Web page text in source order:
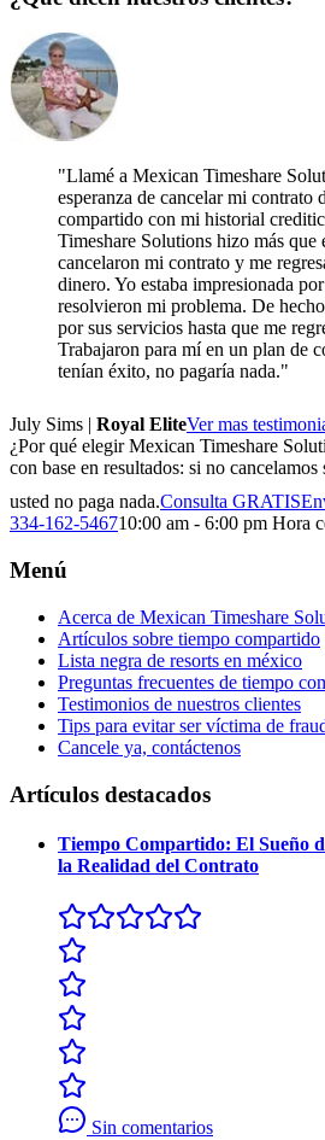
"Llamé a Mexican Timeshare
esperanza de cancelar mi contrato
compartido con mi historial
Timeshare Solutions hizo más que
cancelaron mi contrato y me
dinero. Yo estaba impresionada
resolvieron mi problema. De
por sus servicios hasta que me
Trabajaron para mí en un plan de
tenían éxito, no pagaría nada."
July Sims | Royal EliteVer mas
¿Por qué elegir Mexican Timeshare
con base en resultados: si no
usted no paga nada.Consulta GRATIS
334-162-546710:00 am - 6:00 pm Hora
Menú
Acerca de Mexican Timeshare
Artículos sobre tiempo compartido
Lista negra de resorts en méxico
Preguntas frecuentes de tiempo
Testimonios de nuestros clientes
Tips para evitar ser víctima de
Cancele ya, contáctenos
Artículos destacados
Tiempo Compartido: El Sueño
la Realidad del Contrato
Sin comentarios